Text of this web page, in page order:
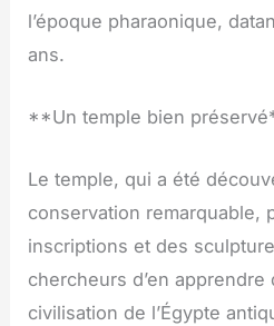
l’époque pharaonique,
ans.
**Un temple bien
Le temple, qui a été
conservation remarquable,
inscriptions et des
chercheurs d’en apprendre
civilisation de l’Égypte